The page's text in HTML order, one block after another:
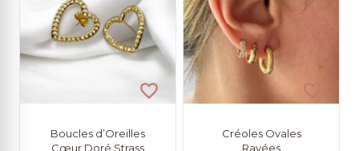
Boucles d’Oreilles
Cœur Doré Strass
Créoles Ovales
Rayées